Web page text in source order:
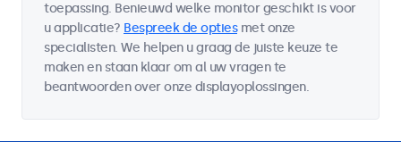
toepassing. Benieuwd welke monitor geschikt is voor
u applicatie? Bespreek de optiesmet onze
specialisten. We helpen u graag de juiste keuze te
maken en staan klaar om al uw vragen te
beantwoorden over onze displayoplossingen.